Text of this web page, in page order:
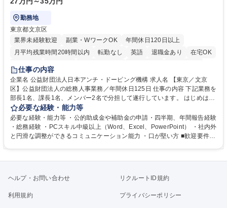
勤務地
東京都文京区
業界未経験歓迎
副業・WワークOK
年間休日120日以上
月平均残業時間20時間以内
転勤なし 英語 退職金あり
在宅OK
賞与あり
育休あり
食事補助あり
仕事の内容
企業名 公益財団法人日本アンチ・ドーピング機構 求人名 【東京／文京
区】公益財団法人の総務人事業務／年間休日125日 仕事の内容 下記業務を
部長1名、課長1名、メンバー2名で分担して遂行しています。 はじめは担
当者として業務を覚えていただき、ゆくゆくはリーダーやマネージャーポ
ジションとして活躍いただくことを期待しています。 【総務・人事グルー
プの業務内容】 ・人事制度関連 ・採用活動 ・教育研修の企画、実行 ・勤
怠管理 ・官公庁への各種提出 ・法定の会議運営（評議員会、理事会） ・
管理 ・福利厚生関連 ・職員からの問合せ、相談対応 ・その他日常の総務
休日125日
必要な経験・能力等
必要な経験・能力等 ・公的助成金や補助金の申請・四半期、年間報告経験
・総務経験 ・PCスキル中級以上（Word、Excel、PowerPoint） ・社内外
と円滑な調整ができるコミュニケーション能力 ・口が堅い方 ■歓迎要件
ヘルプ・お問い合わせ リクルートID規約
利用規約 プライバシーポリシー